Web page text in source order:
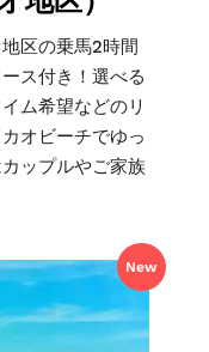
区の乗馬2時間
ス付き！選べる
ム希望などのリ
オビーチでゆっ
ップルやご家族
New